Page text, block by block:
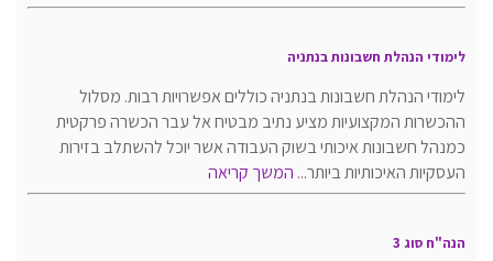
לימודי הנהלת חשבונות בנתניה
לימודי הנהלת חשבונות בנתניה כוללים אפשרויות רבות. מסלול
ההכשרות המקצועיות מציע נתיב מבטיח אל עבר הכשרה פרקטית
כמנהל חשבונות איכותי בשוק העבודה אשר יוכל להשתלב בזירות
העסקיות האיכותיות ביותר... המשך קריאה
הנה"ח סוג 3